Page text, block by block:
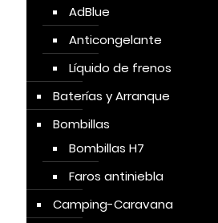
AdBlue
Anticongelante
Líquido de frenos
Baterías y Arranque
Bombillas
Bombillas H7
Faros antiniebla
Camping-Caravana